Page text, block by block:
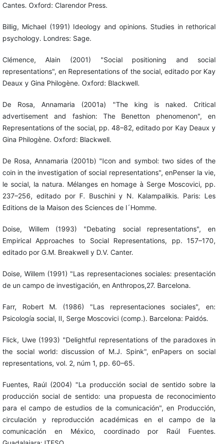
Cantes. Oxford: Clarendor Press.
Billig, Michael (1991) Ideology and opinions. Studies in rethorical
psychology. Londres: Sage.
Clémence, Alain (2001) "Social positioning and social
representations", en Representations of the social, editado por Kay
Deaux y Gina Philogène. Oxford: Blackwell.
De Rosa, Annamaria (2001a) "The king is naked. Critical
advertisement and fashion: The Benetton phenomenon", en
Representations of the social, pp. 48–82, editado por Kay Deaux y
Gina Philogène. Oxford: Blackwell.
De Rosa, Annamaria (2001b) "Icon and symbol: two sides of the
coin in the investigation of social representations", enPenser la vie,
le social, la natura. Mélanges en homage à Serge Moscovici, pp.
237–256, editado por F. Buschini y N. Kalampalikis. Paris: Les
Editions de la Maison des Sciences de l´Homme.
Doise, Willem (1993) "Debating social representations", en
Empirical Approaches to Social Representations, pp. 157–170,
editado por G.M. Breakwell y D.V. Canter.
Doise, Willem (1991) "Las representaciones sociales: presentación
de un campo de investigación, en Anthropos,27. Barcelona.
Farr, Robert M. (1986) "Las representaciones sociales", en:
Psicología social, II, Serge Moscovici (comp.). Barcelona: Paidós.
Flick, Uwe (1993) "Delightful representations of the paradoxes in
the social world: discussion of M.J. Spink", enPapers on social
representations, vol. 2, núm 1, pp. 60–65.
Fuentes, Raúl (2004) "La producción social de sentido sobre la
producción social de sentido: una propuesta de reconocimiento
para el campo de estudios de la comunicación", en Producción,
circulación y reproducción académicas en el campo de la
comunicación en México, coordinado por Raúl Fuentes.